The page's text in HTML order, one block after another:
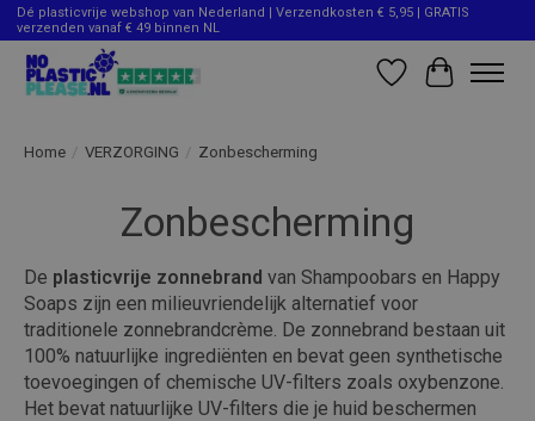
Dé plasticvrije webshop van Nederland | Verzendkosten € 5,95 | GRATIS
verzenden vanaf € 49 binnen NL
Verlanglijst
Home / VERZORGING / Zonbescherming
Zonbescherming
De plasticvrije zonnebrand van Shampoobars en Happy
Soaps zijn een milieuvriendelijk alternatief voor
traditionele zonnebrandcrème. De zonnebrand bestaan uit
100% natuurlijke ingrediënten en bevat geen synthetische
toevoegingen of chemische UV-filters zoals oxybenzone.
Het bevat natuurlijke UV-filters die je huid beschermen